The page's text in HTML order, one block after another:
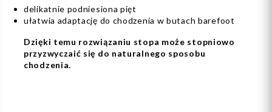
delikatnie podniesiona pięt
ułatwia adaptację do chodzenia w butach barefoot
Dzięki temu rozwiązaniu stopa może stopniowo
przyzwyczaić się do naturalnego sposobu
chodzenia.